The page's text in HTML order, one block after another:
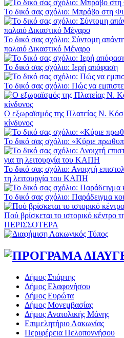
Το δικό σας σχόλιο: Μπράβο στη
Το δικό σας σχόλιο: Σύντομη
παλαιό Δικαστικό Μέγαρο
Το δικό σας σχόλιο: Ιερή απόφαση
Το δικό σας σχόλιο: Πώς να
Ο εξωραϊσμός της Πλατείας Ν.
κίνδυνος
Το δικό σας σχόλιο: «Κύριε
Το δικό σας σχόλιο: Ανοιχτή
τη λειτουργία του ΚΑΠΗ
Το δικό σας σχόλιο: Παράδειγμα
Πού βρίσκεται το ιστορικό κέντρο
ΠΕΡΙΣΣΟΤΕΡΑ
Δήμος Σπάρτης
Δήμος Ελαφονήσου
Δήμος Ευρώτα
Δήμος Μονεμβασίας
Δήμος Ανατολικής Μάνης
Επιμελητήριο Λακωνίας
Περιφέρεια Πελοποννήσου